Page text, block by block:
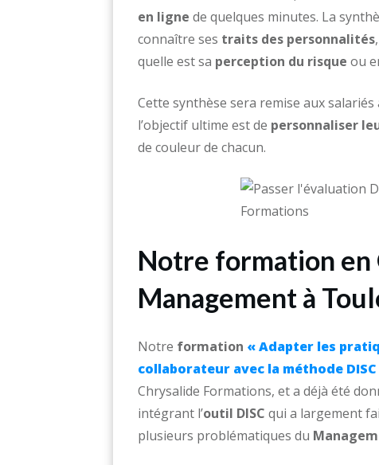
en ligne de quelques minutes. La
connaître ses traits des personnalités
quelle est sa perception du risque ou
Cette synthèse sera remise aux
l’objectif ultime est de personnaliser
de couleur de chacun.
Notre formation
Management à
Notre formation « Adapter les
collaborateur avec la méthode
Chrysalide Formations, et a déjà été
intégrant l’outil DISC qui a largement
plusieurs problématiques du